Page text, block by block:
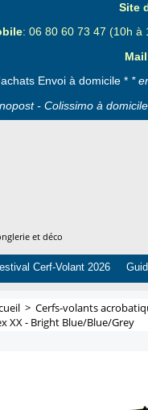
Site
: 06 80 60 73 47 (10h à
Envoi à domicile * *
- Colissimo à
et déco
Cerf-Volant 2026
> Cerfs-volants
XX - Bright Blue/Blue/Grey